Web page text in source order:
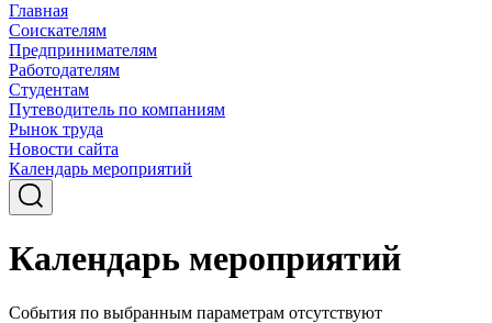
Главная
Соискателям
Предпринимателям
Работодателям
Студентам
Путеводитель по компаниям
Рынок труда
Новости сайта
Календарь мероприятий
Календарь мероприятий
События по выбранным параметрам отсутствуют